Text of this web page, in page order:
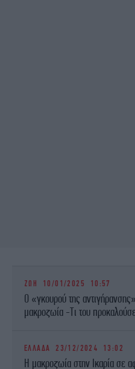
ΖΩΗ 10/01/2025 10:57
Ο «γκουρού της
μακροζωία -Τι του προκαλούσε
ΕΛΛΑΔΑ 23/12/2024 13:02
Η μακροζωία στην Ικαρία σε